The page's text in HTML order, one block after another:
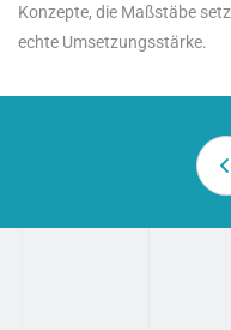
Konzepte, die Maßstäbe
echte Umsetzungsstärke.